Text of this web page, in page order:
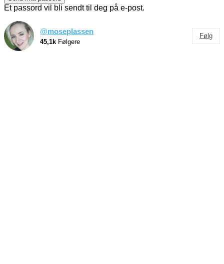
Et passord vil bli sendt til deg på e-post.
@moseplassen
45,1k Følgere
Følg